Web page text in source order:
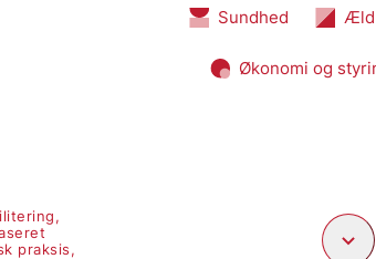
Sundhed
Økonomi og
praksis,